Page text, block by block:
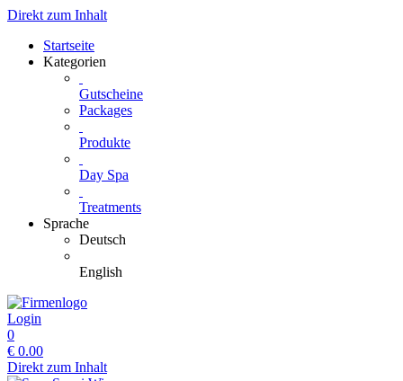
Direkt zum Inhalt
Startseite
Kategorien
Gutscheine
Packages
Produkte
Day Spa
Treatments
Sprache
Deutsch
English
Login
0
€ 0.00
Direkt zum Inhalt